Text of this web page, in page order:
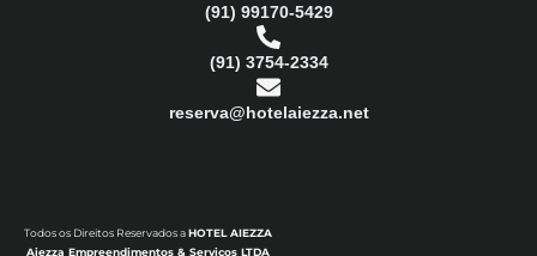
(91) 99170-5429
(91) 3754-2334
reserva@hotelaiezza.net
Todos os Direitos Reservados aHOTEL AIEZZA
Aiezza Empreendimentos & Serviços LTDA